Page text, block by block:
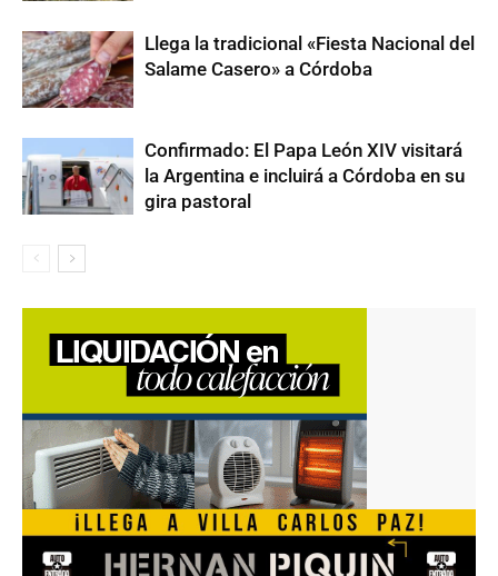
Llega la tradicional «Fiesta Nacional del
Salame Casero» a Córdoba
Confirmado: El Papa León XIV visitará
la Argentina e incluirá a Córdoba en su
gira pastoral